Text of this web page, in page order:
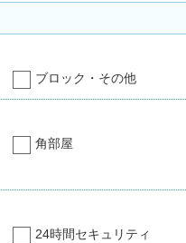
ブロック・その他
角部屋
24時間セキュリティ